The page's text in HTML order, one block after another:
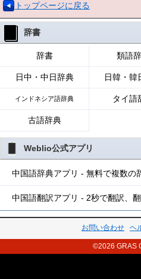
トップページに戻る
辞書
辞書 類語
日中・中日辞典 日韓・韓
インドネシア語辞典 タイ語
古語辞典
Weblio公式アプリ
中国語辞典アプリ - 無料で複数の
中国語翻訳アプリ - 2秒で翻訳、
お問い合わせ ヘ
©2026 GRAS